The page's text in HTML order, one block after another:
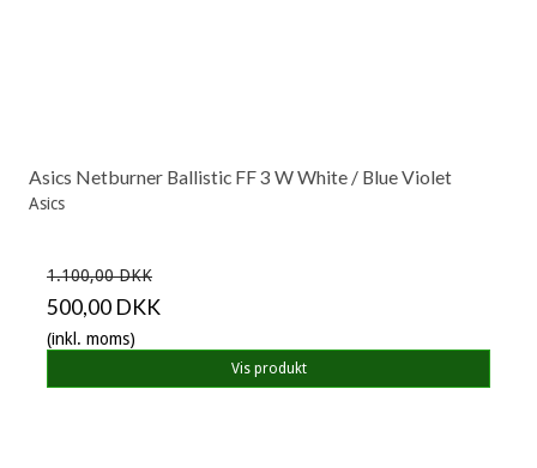
Asics Netburner Ballistic FF 3 W White / Blue Violet
Asics
1.100,00 DKK
500,00 DKK
(inkl. moms)
Vis produkt